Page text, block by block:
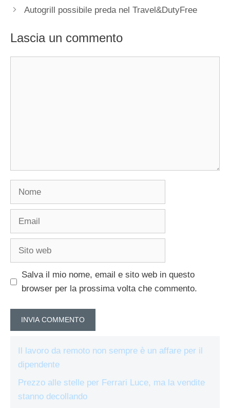
Autogrill possibile preda nel Travel&DutyFree
Lascia un commento
Nome
Email
Sito
Salva il mio nome, email e sito web in questo
browser per la prossima volta che commento.
Il lavoro da remoto non sempre è un affare per il
dipendente
Prezzo alle stelle per Ferrari Luce, ma la vendite
stanno decollando